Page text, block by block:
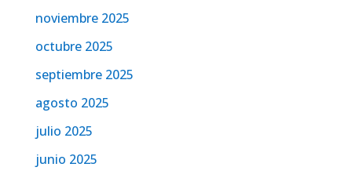
noviembre 2025
octubre 2025
septiembre 2025
agosto 2025
julio 2025
junio 2025